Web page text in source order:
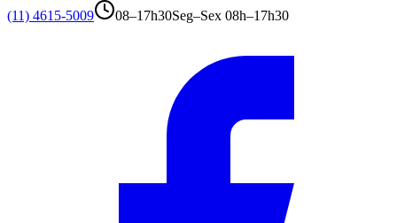
(11) 4615-5009 08–17h30Seg–Sex 08h–17h30